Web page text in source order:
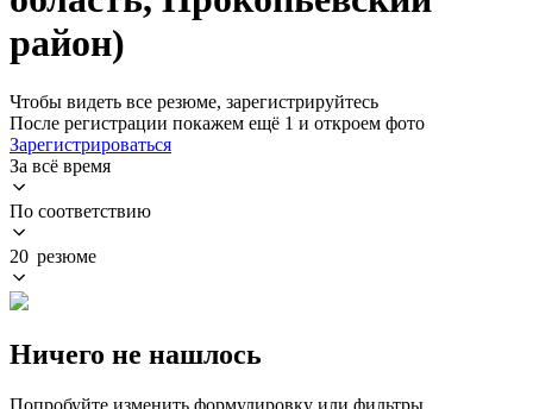
район)
Чтобы видеть все резюме, зарегистрируйтесь
После регистрации покажем ещё 1 и откроем фото
Зарегистрироваться
За всё время
По соответствию
20 резюме
Ничего не нашлось
Попробуйте изменить формулировку или фильтры